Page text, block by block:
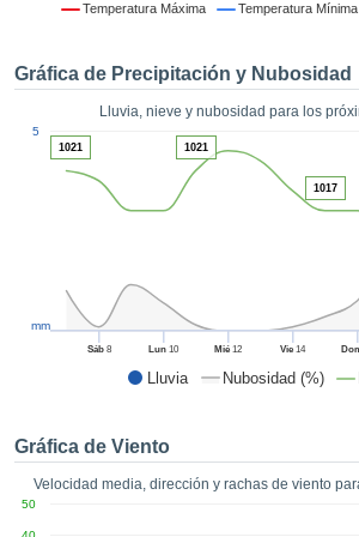
permite
contenido
en
así como
un perfil
ACEPTAR
Temperatura Máxima Temperatura Mínima
Gráfica de Precipitación y Nubosidad
Lluvia, nieve y nubosidad para los
Lluvia Nubosidad (%)
Sáb8 Lun 10 Mié 12 Vie 14
5
mm
1021 1021
1017
Gráfica de Viento
Velocidad media, dirección y rachas de viento
50